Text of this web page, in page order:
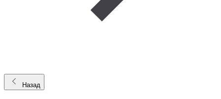
Назад